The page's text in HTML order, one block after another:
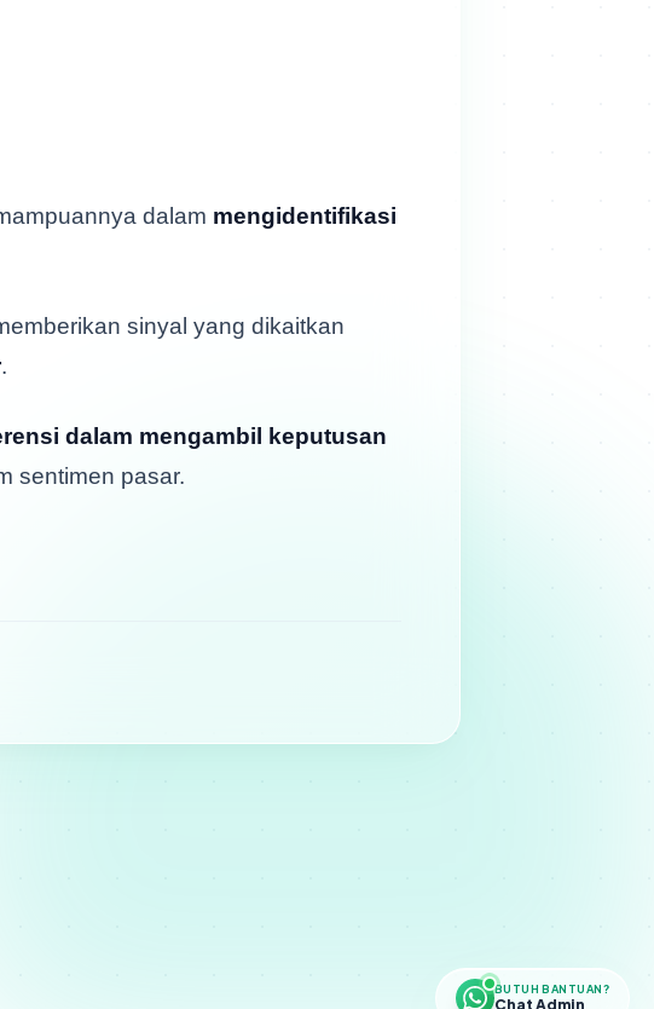
dalam mengidentifikasi
sinyal yang dikaitkan
.
dalam mengambil keputusan
sentimen pasar.
BUTUH BANTUAN?
Chat Admin